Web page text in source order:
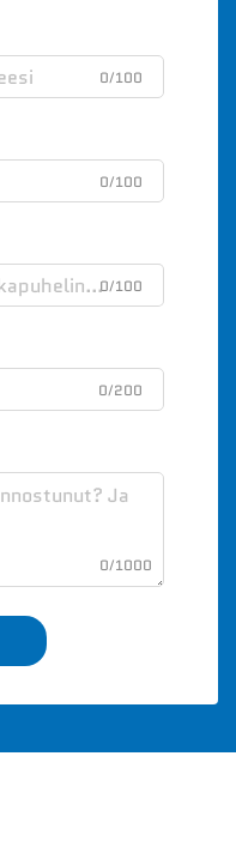
0/100
0/100
0/100
0/200
0/1000